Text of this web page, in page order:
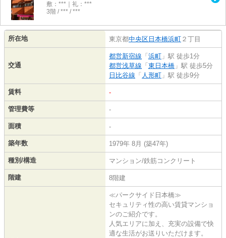
敷：***｜礼：***
3階 / *** / ***
所在地 東京都中央区 日本橋浜町 ２丁目
交通
都営新宿線 「 浜町 」駅 徒歩1分
都営浅草線 「 東日本橋 」駅 徒歩5分
日比谷線 「 人形町 」駅 徒歩9分
賃料 -
管理費等 -
面積 -
築年数 1979年 8月 (築47年)
種別/構造 マンション/鉄筋コンクリート
階建 8階建
≪パークサイド日本橋≫
セキュリティ性の高い賃貸マンショ
ンのご紹介です。
人気エリアに加え、充実の設備で快
適な生活がお送りいただけます。